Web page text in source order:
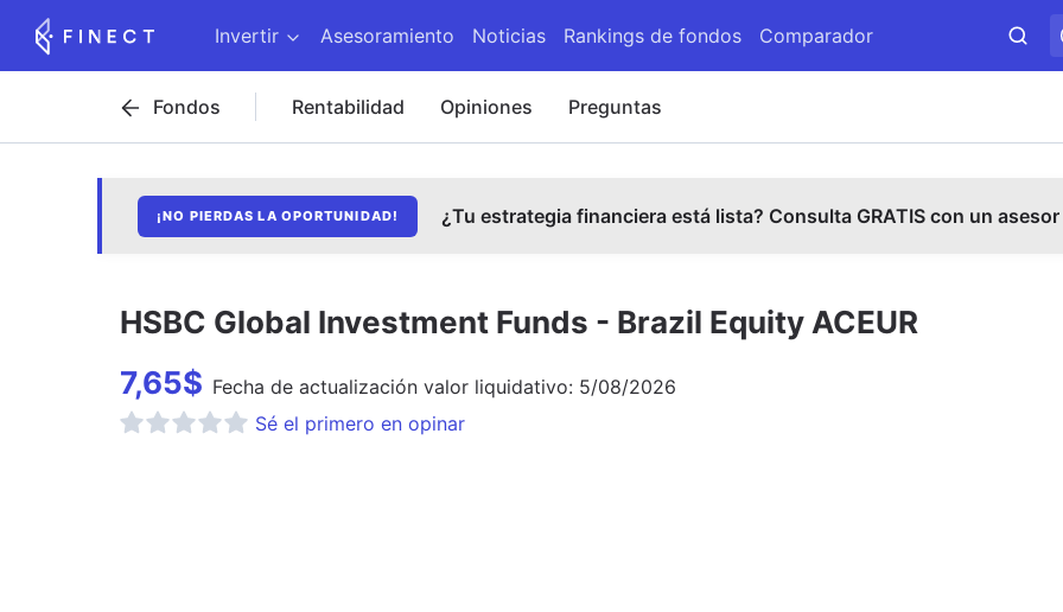
Invertir Asesoramiento Noticias Rankings de fondos Comparador
Fondos Rentabilidad Opiniones Preguntas
¡NO PIERDAS LA OPORTUNIDAD! ¿Tu estrategia financiera está lista? Consulta GRATIS con un
HSBC Global Investment Funds - Brazil Equity ACEUR
7,65$ Fecha de actualización valor liquidativo: 5/08/2026
Sé el primero en opinar